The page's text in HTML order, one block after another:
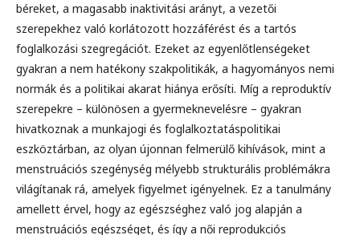
béreket, a magasabb inaktivitási arányt, a vezetői
szerepekhez való korlátozott hozzáférést és a tartós
foglalkozási szegregációt. Ezeket az egyenlőtlenségeket
gyakran a nem hatékony szakpolitikák, a hagyományos nemi
normák és a politikai akarat hiánya erősíti. Míg a reproduktív
szerepekre – különösen a gyermeknevelésre – gyakran
hivatkoznak a munkajogi és foglalkoztatáspolitikai
eszköztárban, az olyan újonnan felmerülő kihívások, mint a
menstruációs szegénység mélyebb strukturális problémákra
világítanak rá, amelyek figyelmet igényelnek. Ez a tanulmány
amellett érvel, hogy az egészséghez való jog alapján a
menstruációs egészséget, és így a női reprodukciós